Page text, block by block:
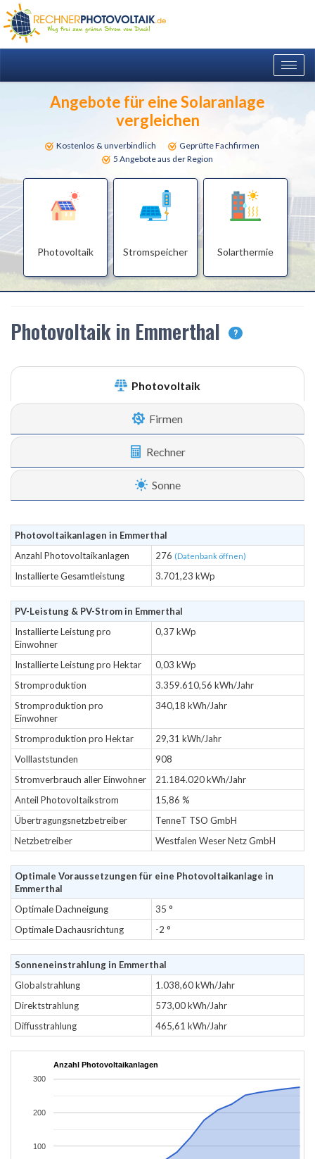
Angebote für eine Solaranlage
vergleichen
Kostenlos & unverbindlich
Geprüfte Fachfirmen
5 Angebote aus der Region
Photovoltaik Stromspeicher Solarthermie
Photovoltaik in Emmerthal ?
Photovoltaik
Firmen
Rechner
Sonne
Photovoltaikanlagen in Emmerthal
Anzahl Photovoltaikanlagen
276 (Datenbank öffnen)
Installierte Gesamtleistung 3.701,23 kWp
PV-Leistung & PV-Strom in Emmerthal
Installierte Leistung pro
Einwohner
0,37 kWp
Installierte Leistung pro Hektar
0,03 kWp
Stromproduktion
3.359.610,56 kWh/Jahr
Stromproduktion pro
Einwohner
340,18 kWh/Jahr
Stromproduktion pro Hektar
29,31 kWh/Jahr
Volllaststunden
908
Stromverbrauch aller Einwohner
21.184.020 kWh/Jahr
Anteil Photovoltaikstrom
15,86 %
Übertragungsnetzbetreiber
TenneT TSO GmbH
Netzbetreiber
Westfalen Weser Netz GmbH
Optimale Voraussetzungen für eine Photovoltaikanlage in
Emmerthal
Optimale Dachneigung
35 °
Optimale Dachausrichtung
-2 °
Sonneneinstrahlung in Emmerthal
Globalstrahlung
1.038,60 kWh/Jahr
Direktstrahlung
573,00 kWh/Jahr
Diffusstrahlung
465,61 kWh/Jahr
Anzahl Photovoltaikanlagen
100
200
300